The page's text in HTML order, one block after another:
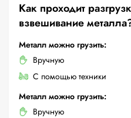
Как проходит
взвешивание
Металл можно грузить:
Вручную
С помощью техники
Металл можно грузить:
Вручную